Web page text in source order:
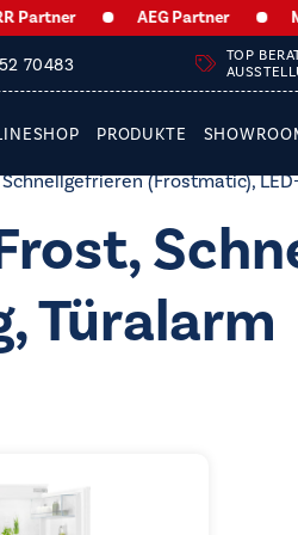
AEG Partner
70483 TOP
PRODUKTE
(Frostmatic),
Türalarm